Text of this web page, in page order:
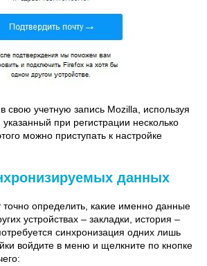
свою учетную запись Mozilla, используя
при регистрации несколько
можно приступать к настройке
данных
точно определить, какие именно данные
устройствах – закладки, история –
синхронизация одних лишь
войдите в меню и щелкните по кнопке